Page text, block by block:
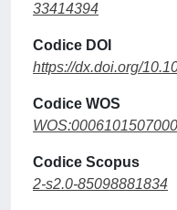
33414394
Codice DOI
https://dx.doi.org/
Codice WOS
Codice Scopus
2-s2.0-85098881834